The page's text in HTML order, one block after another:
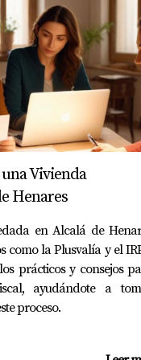
pagar los
para liquidar el
hasta un
son opcionales?
la opción
herencia si los
renunciar a una
Vivienda
Henares
en Alcalá de
como la Plusvalía y el
prácticos y consejos
ayudándote a
proceso.